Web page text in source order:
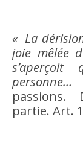
« La
joie mêlée
personne…
passions.
partie. Art.